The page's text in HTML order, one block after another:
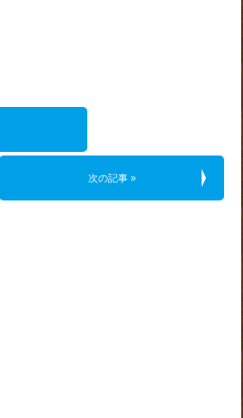
次の記事 »